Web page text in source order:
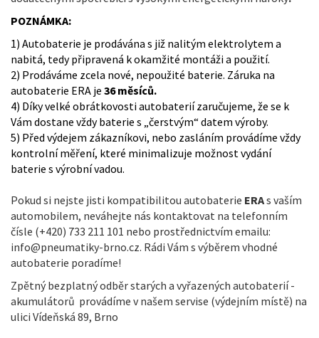
POZNÁMKA:
1) Autobaterie je prodávána s již nalitým elektrolytem a
nabitá, tedy připravená k okamžité montáži a použití.
2) Prodáváme zcela nové, nepoužité baterie. Záruka na
autobaterie ERA je 36 měsíců.
4) Díky velké obrátkovosti autobaterií zaručujeme, že se k
Vám dostane vždy baterie s „čerstvým“ datem výroby.
5) Před výdejem zákazníkovi, nebo zasláním provádíme vždy
kontrolní měření, které minimalizuje možnost vydání
baterie s výrobní vadou.
Pokud si nejste jisti kompatibilitou autobaterie ERAs vaším
automobilem, neváhejte nás kontaktovat na telefonním
čísle (+420) 733 211 101 nebo prostřednictvím emailu:
info@pneumatiky-brno.cz. Rádi Vám s výběrem vhodné
autobaterie poradíme!
Zpětný bezplatný odběr starých a vyřazených autobaterií -
akumulátorů provádíme v našem servise (výdejním místě) na
ulici Vídeňská 89, Brno